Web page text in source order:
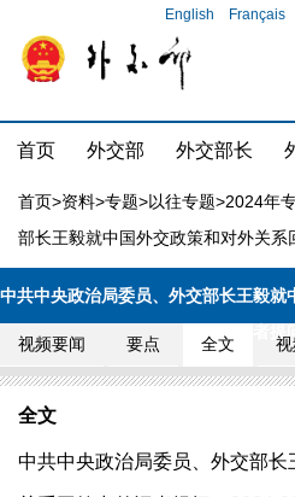
English Français
首页 外交部 外交部长
首页>资料>专题>以往专题>2024年
部长王毅就中国外交政策和对外关系
中共中央政治局委员、外交部长王毅
记者提
视频要闻 要点 全文
全文
中共中央政治局委员、外交部